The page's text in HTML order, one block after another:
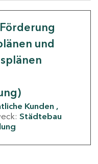
und
Kunden
Städtebau